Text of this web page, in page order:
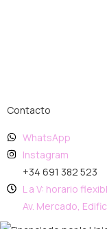
Contacto
WhatsApp
Instagram
+34 691 382 523
L a V: horario
Av. Mercado,